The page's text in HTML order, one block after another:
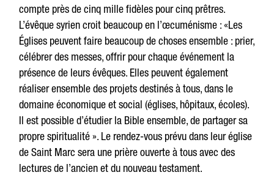
compte près de cinq mille fidèles pour cinq prêtres.
L’évêque syrien croit beaucoup en l’œcuménisme : «Les
Églises peuvent faire beaucoup de choses ensemble : prier,
célébrer des messes, offrir pour chaque événement la
présence de leurs évêques. Elles peuvent également
réaliser ensemble des projets destinés à tous, dans le
domaine économique et social (églises, hôpitaux, écoles).
Il est possible d’étudier la Bible ensemble, de partager sa
propre spiritualité ». Le rendez-vous prévu dans leur église
de Saint Marc sera une prière ouverte à tous avec des
lectures de l’ancien et du nouveau testament.